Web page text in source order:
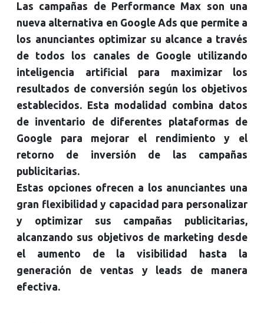
Las campañas de Performance Max son una
nueva alternativa en Google Ads que permite a
los anunciantes optimizar su alcance a través
de todos los canales de Google utilizando
inteligencia artificial para maximizar los
resultados de conversión según los objetivos
establecidos. Esta modalidad combina datos
de inventario de diferentes plataformas de
Google para mejorar el rendimiento y el
retorno de inversión de las campañas
publicitarias.
Estas opciones ofrecen a los anunciantes una
gran flexibilidad y capacidad para personalizar
y optimizar sus campañas publicitarias,
alcanzando sus objetivos de marketing desde
el aumento de la visibilidad hasta la
generación de ventas y leads de manera
efectiva.